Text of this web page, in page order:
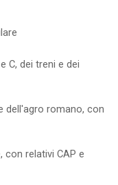
C, dei treni e dei
dell'agro romano, con
con relativi CAP e